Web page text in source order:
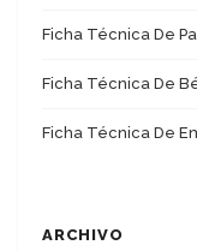
Ficha Técnica De
Ficha Técnica De
Ficha Técnica De
ARCHIVO